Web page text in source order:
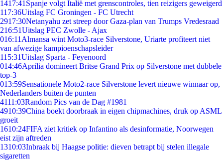
1417:41 Spanje volgt Italië met grenscontroles, tien reizigers geweigerd
117:36Uitslag FC Groningen - FC Utrecht
2917:30Netanyahu zet streep door Gaza-plan van Trumps Vredesraad
216:51Uitslag PEC Zwolle - Ajax
016:11 Almansa wint Moto3-race Silverstone, Uriarte profiteert niet
van afwezige kampioenschapsleider
115:31Uitslag Sparta - Feyenoord
014:46Aprilia domineert Britse Grand Prix op Silverstone met dubbele
top-3
013:59Sensationele Moto2-race Silverstone levert nieuwe winnaar op,
Nederlanders buiten de punten
4111:03Random Pics van de Dag #1981
4910:39China boekt doorbraak in eigen chipmachines, druk op ASML
groeit
1610:24FIFA ziet kritiek op Infantino als desinformatie, Noorwegen
eist zijn aftreden
1310:03Inbraak bij Haagse politie: dieven betrapt bij stelen illegale
sigaretten